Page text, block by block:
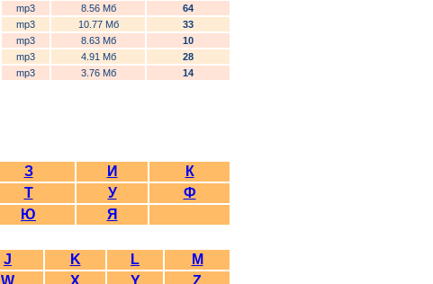
mp3 8.56 Мб
64
mp3 10.77 Мб
33
mp3 8.63 Мб
10
mp3 4.91 Мб
28
mp3 3.76 Мб 14
З И
К
Т У
Ф
Ю Я
J K L
M
W X Y Z